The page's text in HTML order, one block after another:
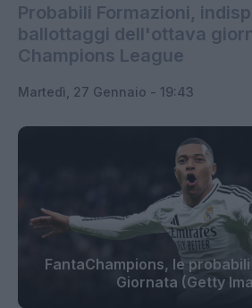
Probabili Formazioni,
ballottaggi dell'ottava
Champions League
Martedì, 27 Gennaio - 19:43
FantaChampions, le
Giornata (Getty